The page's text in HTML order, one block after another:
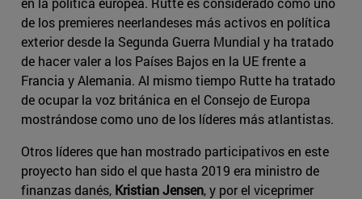
de los premieres neerlandeses más activos en política
exterior desde la Segunda Guerra Mundial y ha tratado
de hacer valer a los Países Bajos en la UE frente a
Francia y Alemania. Al mismo tiempo Rutte ha tratado
de ocupar la voz británica en el Consejo de Europa
mostrándose como uno de los líderes más atlantistas.
Otros líderes que han mostrado participativos en este
proyecto han sido el que hasta 2019 era ministro de
finanzas danés, Kristian Jensen, y por el viceprimer